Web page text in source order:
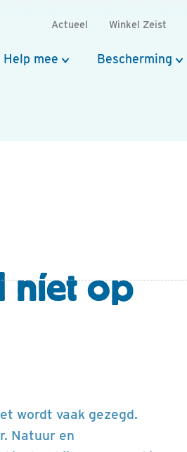
Actueel Winkel Zeist
Help mee Bescherming
níet op
wordt vaak gezegd.
Natuur en